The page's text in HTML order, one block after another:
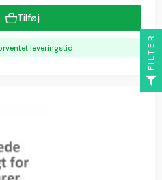
Tilføj
leveringstid FILTER